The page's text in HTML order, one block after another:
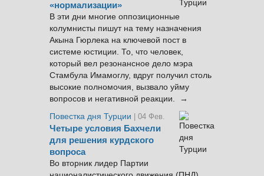
«нормализации»
В эти дни многие оппозиционные
колумнисты пишут на тему назначения
Акына Гюрлека на ключевой пост в
системе юстиции. То, что человек,
который вел резонансное дело мэра
Стамбула Имамоглу, вдруг получил столь
высокие полномочия, вызвало уйму
вопросов и негативной реакции. →
Повестка дня Турции
| 04 Фев.
Четыре условия Бахчели
для решения курдского
вопроса
Во вторник лидер Партии